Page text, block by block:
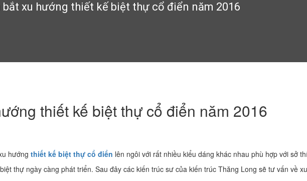
bắt xu hướng thiết kế biệt thự cổ điển năm 2016
thiết kế biệt thự cổ điển năm 2016
hướng thiết kế biệt thự cổ điển lên ngôi với rất nhiều kiểu dáng khác nhau phù hợp với sở
thự ngày càng phát triển. Sau đây các kiến trúc sư của kiến trúc Thăng Long sẽ tư vấn về